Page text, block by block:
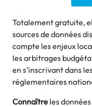
Totalement gratuite,
sources de données
compte les enjeux
les arbitrages
en s’inscrivant dans
réglementaires
Connaître les